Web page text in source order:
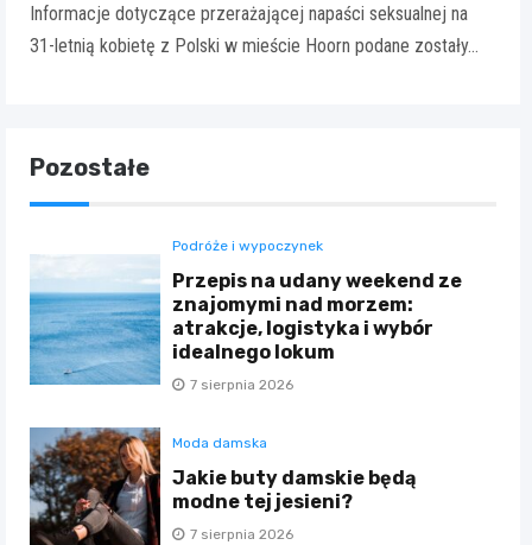
Informacje dotyczące przerażającej napaści seksualnej na
31-letnią kobietę z Polski w mieście Hoorn podane zostały…
Pozostałe
Podróże i wypoczynek
Przepis na udany weekend ze
znajomymi nad morzem:
atrakcje, logistyka i wybór
idealnego lokum
7 sierpnia 2026
Moda damska
Jakie buty damskie będą
modne tej jesieni?
7 sierpnia 2026